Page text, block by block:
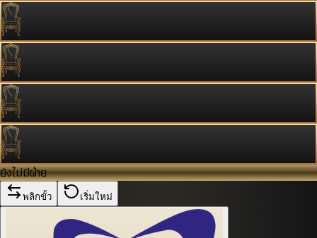
ยังไม่มีฝ่าย
พลิกขั้ว เริ่มใหม่